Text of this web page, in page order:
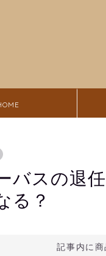
バスの退
る？
記事内に